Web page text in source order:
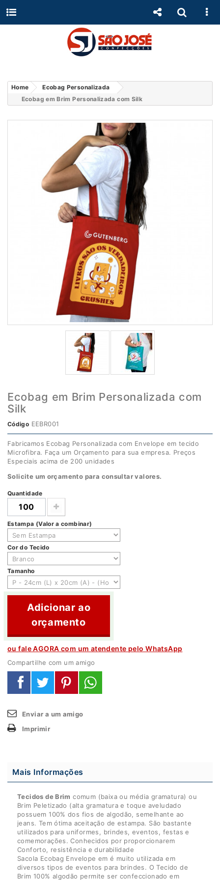
Home
Ecobag Personalizada
Ecobag em Brim Personalizada com Silk
Ecobag em Brim Personalizada com
Silk
Código EEBR001
Fabricamos Ecobag Personalizada com Envelope em tecido
Microfibra. Faça um Orçamento para sua empresa. Preços
Especiais acima de 200 unidades
Solicite um orçamento para consultar valores.
Quantidade
Estampa (Valor a combinar)
Cor do Tecido
Tamanho
Adicionar ao
orçamento
ou fale AGORA com um atendente pelo WhatsApp
Compartilhe com um amigo
Enviar a um amigo
Imprimir
Mais Informações
Tecidos de Brim comum (baixa ou média gramatura) ou
Brim Peletizado (alta gramatura e toque aveludado
possuem 100% dos fios de algodão, semelhante ao
jeans. Tem ótima aceitação de estampa. São bastante
utilizados para uniformes, brindes, eventos, festas e
comemorações. Conhecidos por proporcionarem
Conforto, resistência e durabilidade
Sacola Ecobag Envelope em é muito utilizada em
diversos tipos de eventos para brindes. O Tecido de
Brim 100% algodão permite ser confeccionado em